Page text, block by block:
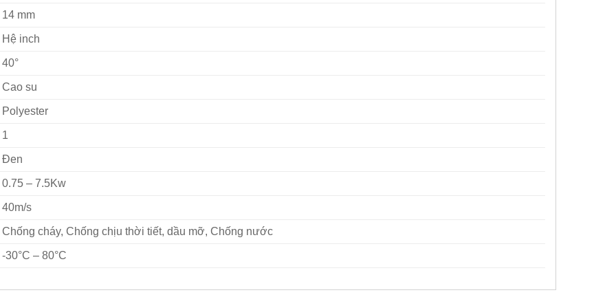
14 mm
Hệ inch
40°
Cao su
Polyester
1
Đen
0.75 – 7.5Kw
40m/s
Chống cháy, Chống chịu thời tiết, dầu mỡ, Chống nước
-30°C – 80°C